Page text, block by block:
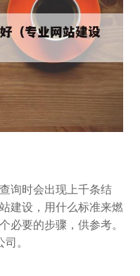
询时会出现上千条结
建设，用什么标准来燃
必要的步骤，供参考。
。